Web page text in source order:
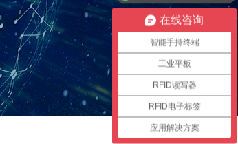
在线咨询
智能手持终端
工业平板
RFID读写器
RFID电子标签
应用解决方案